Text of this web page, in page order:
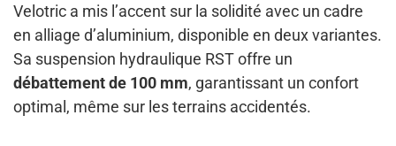
Velotric a mis l’accent sur la solidité avec un cadre
en alliage d’aluminium, disponible en deux variantes.
Sa suspension hydraulique RST offre un
débattement de 100 mm, garantissant un confort
optimal, même sur les terrains accidentés.